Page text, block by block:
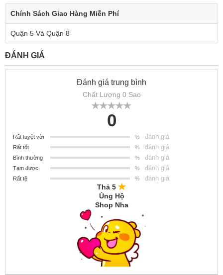
Chính Sách Giao Hàng Miễn Phí
Quận 5 Và Quận 8
ĐÁNH GIÁ
Đánh giá trung bình
Chất Lượng 0 Sao
0
Rất tuyệt vời % đánh giá
Rất tốt % đánh giá
Bình thường % đánh giá
Tạm được % đánh giá
Rất tệ % đánh giá
Thả 5
Ủng Hộ
Shop Nha